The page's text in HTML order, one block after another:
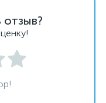
отзыв?